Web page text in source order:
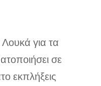
Λουκά για τα
σε
εκπλήξεις